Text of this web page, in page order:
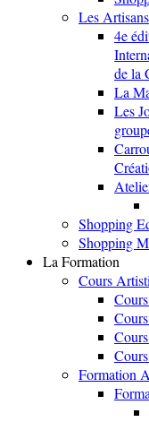
Les
4e
de la
La
Les
Shopping
Shopping
La Formation
Cours
Formation